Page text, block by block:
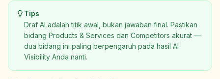
Tips
Draf AI adalah titik awal, bukan jawaban final. Pastikan
bidang Products & Services dan Competitors akurat —
dua bidang ini paling berpengaruh pada hasil AI
Visibility Anda nanti.